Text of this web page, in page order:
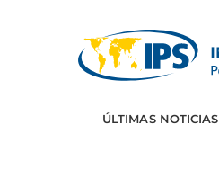
ÚLTIMAS NOTICIAS